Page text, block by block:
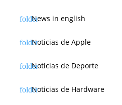
News in english
Noticias de Apple
Noticias de Deporte
Noticias de Hardware